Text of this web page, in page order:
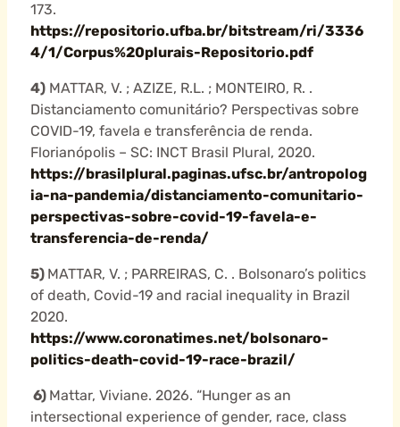
173.
https://repositorio.ufba.br/bitstream/ri/3336
4/1/Corpus%20plurais-Repositorio.pdf
4)MATTAR, V. ; AZIZE, R.L. ; MONTEIRO, R. .
Distanciamento comunitário? Perspectivas sobre
COVID-19, favela e transferência de renda.
Florianópolis – SC: INCT Brasil Plural, 2020.
https://brasilplural.paginas.ufsc.br/antropolog
ia-na-pandemia/distanciamento-comunitario-
perspectivas-sobre-covid-19-favela-e-
transferencia-de-renda/
5) MATTAR, V. ; PARREIRAS, C. . Bolsonaro’s politics
of death, Covid-19 and racial inequality in Brazil
2020.
https://www.coronatimes.net/bolsonaro-
politics-death-covid-19-race-brazil/
6) Mattar, Viviane. 2026. “Hunger as an
intersectional experience of gender, race, class